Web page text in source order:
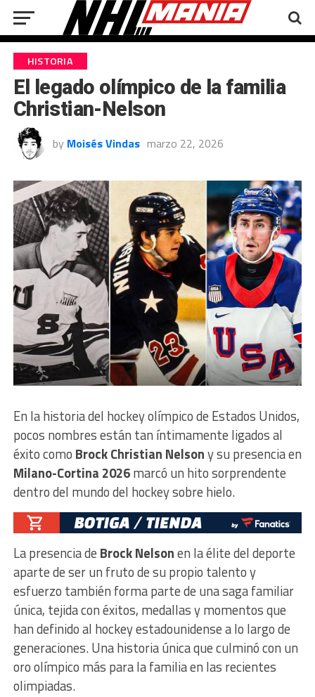
HISTORIA
El legado olímpico de la familia
Christian-Nelson
by Moisés Vindas marzo 22, 2026
En la historia del hockey olímpico de Estados Unidos,
pocos nombres están tan íntimamente ligados al
éxito como Brock Christian Nelsony su presencia en
Milano-Cortina 2026marcó un hito sorprendente
dentro del mundo del hockey sobre hielo.
La presencia de Brock Nelsonen la élite del deporte
aparte de ser un fruto de su propio talento y
esfuerzo también forma parte de una saga familiar
única, tejida con éxitos, medallas y momentos que
han definido al hockey estadounidense a lo largo de
generaciones. Una historia única que culminó con un
oro olímpico más para la familia en las recientes
olimpiadas.